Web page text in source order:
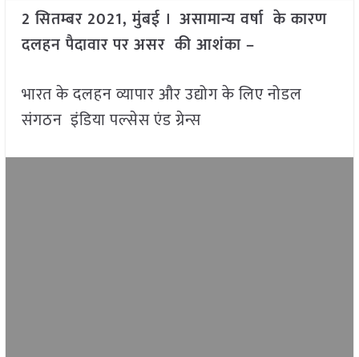
2 सितम्बर 2021, मुंबई । असामान्य वर्षा के कारण
दलहन पैदावार पर असर की आशंका –
भारत के दलहन व्यापार और उद्योग के लिए नोडल
संगठन इंडिया पल्सेस एंड ग्रेन्स